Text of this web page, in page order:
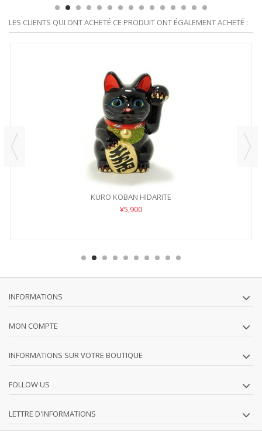
LES CLIENTS QUI ONT ACHETÉ CE PRODUIT ONT ÉGALEMENT ACHETÉ :
KURO KOBAN HIDARITE
¥5,900
INFORMATIONS
MON COMPTE
INFORMATIONS SUR VOTRE BOUTIQUE
FOLLOW US
LETTRE D'INFORMATIONS